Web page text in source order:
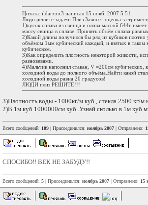
Цитата: ildarxxx3 написал 15 нояб. 2007 5:51
Люди решите задачи Плиз Зависет оценка за
1)кусок сплава из свинца и олова массой 644г
массу свинца в сплаве. Принять объём сплава
2)Какой длины получился бы ряд из кубиков
объёмом 1мм кубический каждый, и взятых в таком
кубическом.
3)Как определить плотность некоторой жикости,
разновевами.
4)Мальчик наполнил стакан, V =200см кубических,
холодной воды до полного объёма.Найти какой
холодной воды равна 20 градусов!
ЛЮДИ плиз РЕШИТЕ!!!
3)Плотность воды - 1000кг/м куб , стекла 2500 кг/м
2)В 1м куб 1000000см куб .Узнай сколько в 1м куб
Всего сообщений: 109 | Присоединился: ноябрь 2007 | Отправлено:
СПОСИБО!! ВЕК НЕ ЗАБУДУ!!
Всего сообщений: 5 | Присоединился: ноябрь 2007 | Отправлено: 15